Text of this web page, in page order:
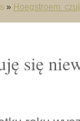
» Hoegstroem:
się